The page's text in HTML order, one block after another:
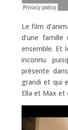
Le film
d’une
ensemble. Et
inconnu
présente
grandi et qui
Ella et Max et